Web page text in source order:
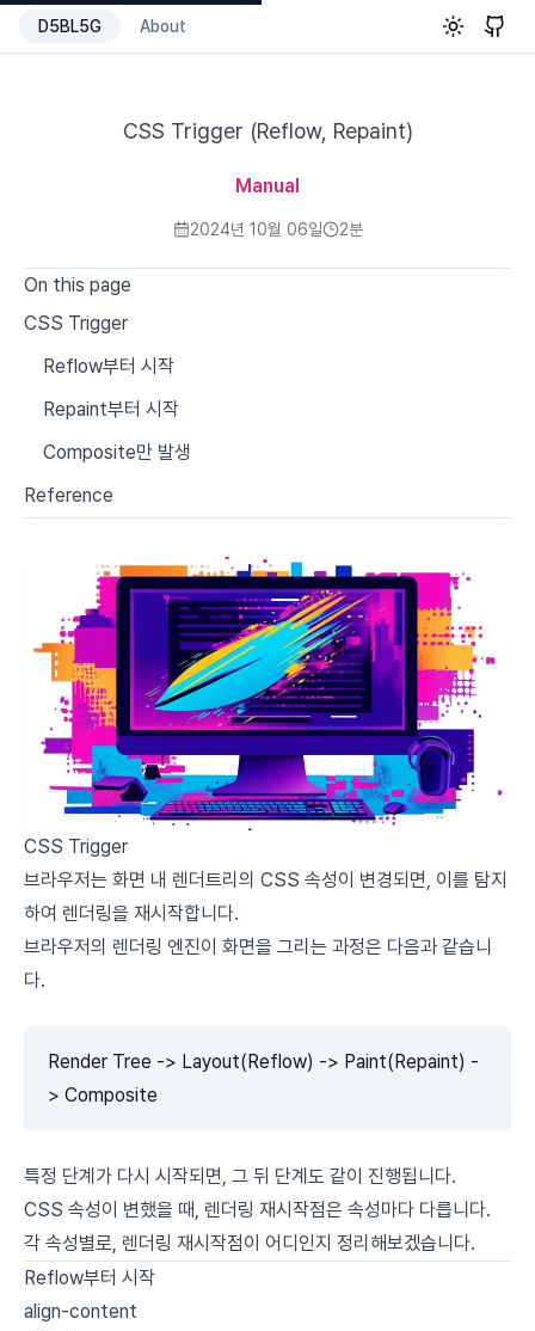
D5BL5G About
Toggle
CSS Trigger (Reflow, Repaint)
Manual
2024년 10월 06일 2분
On this page
CSS Trigger
Reflow부터 시작
Repaint부터 시작
Composite만 발생
Reference
CSS Trigger
브라우저는 화면 내 렌더트리의 CSS 속성이 변경되면, 이를 탐지
하여 렌더링을 재시작합니다.
브라우저의 렌더링 엔진이 화면을 그리는 과정은 다음과 같습니
다.
Render Tree -> Layout(Reflow) -> Paint(Repaint) -
> Composite
특정 단계가 다시 시작되면, 그 뒤 단계도 같이 진행됩니다.
CSS 속성이 변했을 때, 렌더링 재시작점은 속성마다 다릅니다.
각 속성별로, 렌더링 재시작점이 어디인지 정리해보겠습니다.
Reflow부터 시작
align-content